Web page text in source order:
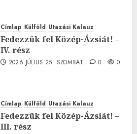
Címlap Külföld Utazási Kalauz
Fedezzük fel Közép-Ázsiát! –
IV. rész
2026.JÚLIUS.25. SZOMBAT. 0 0
Címlap Külföld Utazási Kalauz
Fedezzük fel Közép-Ázsiát! –
III. rész